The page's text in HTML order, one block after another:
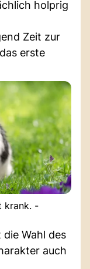
holprig
Zeit zur
erste
krank. -
Wahl des
auch